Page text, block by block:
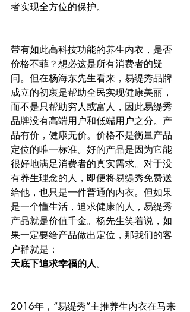
者实现全方位的保护。
带有如此高科技功能的养生内衣，是否
价格不菲？想必这是所有消费者的疑
问。但在杨海东先生看来，易缇秀品牌
成立的初衷是帮助全民实现健康美丽，
而不是只帮助穷人或富人，因此易缇秀
品牌没有高端用户和低端用户之分。产
品有价，健康无价。价格不是衡量产品
定位的唯一标准。好的产品是因为它能
很好地满足消费者的真实需求。对于没
有养生理念的人，即便将易缇秀免费送
给他，也只是一件普通的内衣。但如果
是一个懂生活，追求健康的人，易缇秀
产品就是价值千金。杨先生笑着说，如
果一定要给产品做出定位，那我们的客
户群就是：
天底下追求幸福的人。
2016年，“易缇秀”主推养生内衣在马来